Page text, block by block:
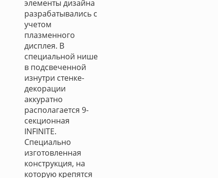
элементы дизайна
разрабатывались с
учетом
плазменного
дисплея. В
специальной нише
в подсвеченной
изнутри стенке-
декорации
аккуратно
располагается 9-
секционная
INFINITE.
Специально
изготовленная
конструкция, на
которую крепятся